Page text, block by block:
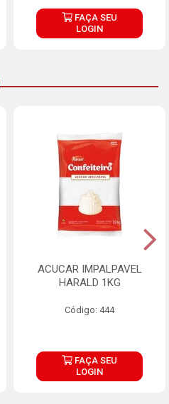
FAÇA SEU
LOGIN
ACUCAR IMPALPAVEL
HARALD 1KG
Código: 444
FAÇA SEU
LOGIN